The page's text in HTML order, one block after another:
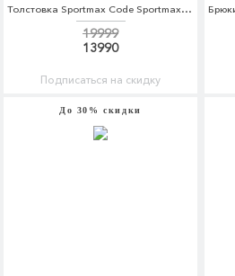
Толстовка Sportmax Code Sportmax Code SP027EWBSXO1
19999
13990
Подписаться на скидку
До 30% скидки